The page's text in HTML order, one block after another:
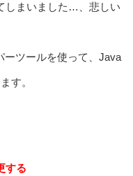
しまいました…、悲しい
ーツールを使って、Java
す。
する